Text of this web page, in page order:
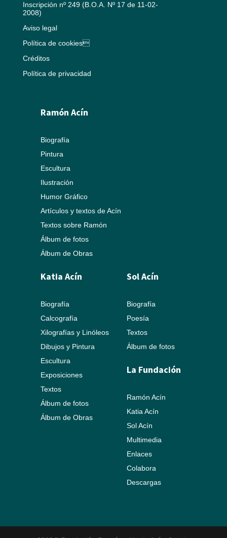
Inscripción nº 249 (B.O.A. Nº 17 de 11-02-
2008)
Aviso legal
Política de cookies
Créditos
Política de privacidad
Ramón Acín
Biografía
Pintura
Escultura
Ilustración
Humor Gráfico
Artículos y textos de Acín
Textos sobre Ramón
Álbum de fotos
Álbum de Obras
Katia Acín
Biografía
Calcografía
Xilografías y Linóleos
Dibujos y Pintura
Escultura
Exposiciones
Textos
Álbum de fotos
Álbum de Obras
Sol Acín
Biografía
Poesía
Textos
Álbum de fotos
La Fundación
Ramón Acín
Katia Acín
Sol Acín
Multimedia
Enlaces
Colabora
Descargas